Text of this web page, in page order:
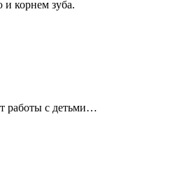
и корнем зуба.
работы с детьми…